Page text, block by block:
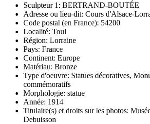
Sculpteur 1: BERTRAND-BOUTÉE
Adresse ou lieu-dit: Cours d'Alsace-
Code postal (en France): 54200
Localité: Toul
Région: Lorraine
Pays: France
Continent: Europe
Matériau: Bronze
Type d'oeuvre: Statues décoratives,
commémoratifs
Morphologie: statue
Année: 1914
Titulaire(s) et droits sur les photos:
Debuisson